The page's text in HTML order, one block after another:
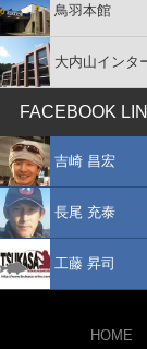
鳥羽本館
大内山インタ
FACEBOOK
吉崎 昌宏
長尾 充泰
工藤 昇司
HOME